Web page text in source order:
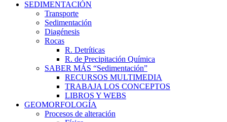
SEDIMENTACIÓN
Transporte
Sedimentación
Diagénesis
Rocas
R. Detríticas
R. de Precipitación Química
SABER MÁS “Sedimentación”
RECURSOS MULTIMEDIA
TRABAJA LOS CONCEPTOS
LIBROS Y WEBS
GEOMORFOLOGÍA
Procesos de alteración